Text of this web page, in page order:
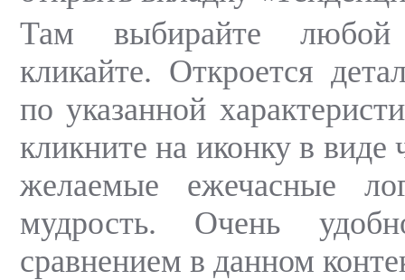
Там выбирайте любой
кликайте. Откроется
по указанной
кликните на иконку в виде
желаемые ежечасные
мудрость. Очень
сравнением в данном